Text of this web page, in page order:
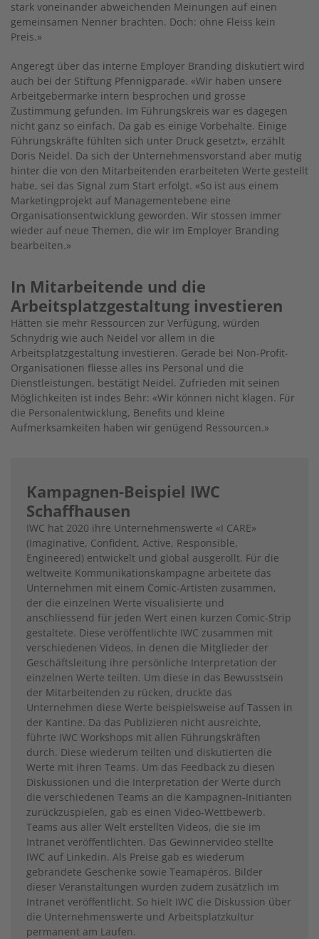
stark voneinander abweichenden Meinungen auf einen
gemeinsamen Nenner brachten. Doch: ohne Fleiss kein
Preis.»
Angeregt über das interne Employer Branding diskutiert wird
auch bei der Stiftung Pfennigparade. «Wir haben unsere
Arbeitgebermarke intern besprochen und grosse
Zustimmung gefunden. Im Führungskreis war es dagegen
nicht ganz so einfach. Da gab es einige Vorbehalte. Einige
Führungskräfte fühlten sich unter Druck gesetzt», erzählt
Doris Neidel. Da sich der Unternehmensvorstand aber mutig
hinter die von den Mitarbeitenden erarbeiteten Werte gestellt
habe, sei das Signal zum Start erfolgt. «So ist aus einem
Marketingprojekt auf Managementebene eine
Organisationsentwicklung geworden. Wir stossen immer
wieder auf neue Themen, die wir im Employer Branding
bearbeiten.»
In Mitarbeitende und die
Arbeitsplatzgestaltung investieren
Hätten sie mehr Ressourcen zur Verfügung, würden
Schnydrig wie auch Neidel vor allem in die
Arbeitsplatzgestaltung investieren. Gerade bei Non-Profit-
Organisationen fliesse alles ins Personal und die
Dienstleistungen, bestätigt Neidel. Zufrieden mit seinen
Möglichkeiten ist indes Behr: «Wir können nicht klagen. Für
die Personalentwicklung, Benefits und kleine
Aufmerksamkeiten haben wir genügend Ressourcen.»
Kampagnen-Beispiel IWC
Schaffhausen
IWC hat 2020 ihre Unternehmenswerte «I CARE»
(Imaginative, Confident, Active, Responsible,
Engineered) entwickelt und global ausgerollt. Für die
weltweite Kommunikationskampagne arbeitete das
Unternehmen mit einem Comic-Artisten zusammen,
der die einzelnen Werte visualisierte und
anschliessend für jeden Wert einen kurzen Comic-Strip
gestaltete. Diese veröffentlichte IWC zusammen mit
verschiedenen Videos, in denen die Mitglieder der
Geschäftsleitung ihre persönliche Interpretation der
einzelnen Werte teilten. Um diese in das Bewusstsein
der Mitarbeitenden zu rücken, druckte das
Unternehmen diese Werte beispielsweise auf Tassen in
der Kantine. Da das Publizieren nicht ausreichte,
führte IWC ­Workshops mit allen Führungskräften
durch. Diese wiederum teilten und diskutierten die
Werte mit ihren Teams. Um das Feedback zu diesen
Diskussionen und die Interpretation der Werte durch
die verschiedenen Teams an die Kampagnen-Initianten
zurückzuspielen, gab es einen Video-Wettbewerb.
Teams aus aller Welt erstellten Videos, die sie im
Intranet veröffentlichten. Das Gewinnervideo stellte
IWC auf Linkedin. Als Preise gab es wiederum
gebrandete Geschenke sowie Teamapéros. Bilder
dieser Veranstaltungen wurden zudem zusätzlich im
Intranet veröffentlicht. So hielt IWC die ­Diskussion über
die Unternehmenswerte und Arbeitsplatzkultur
permanent am Laufen.